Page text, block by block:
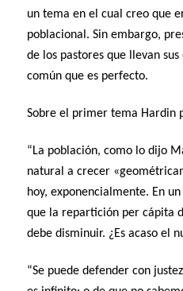
un tema en el cual creo que
poblacional. Sin embargo,
de los pastores que llevan
común que es perfecto.
Sobre el primer tema Hardin
“La población, como lo dijo
natural a crecer
hoy, exponencialmente. En
que la repartición per cápita
debe disminuir. ¿Es acaso el
“Se puede defender con